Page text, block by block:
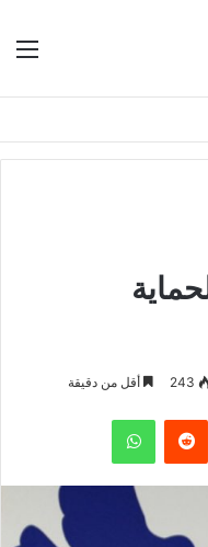
243 أقل من دقيقة
واتساب